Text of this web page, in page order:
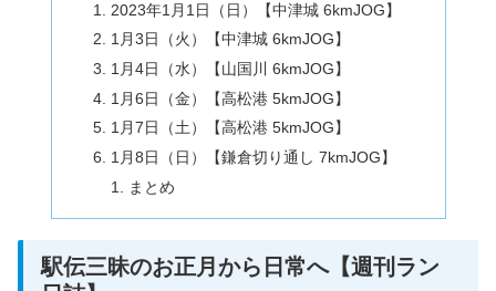
2023年1月1日（日）【中津城 6kmJOG】
1月3日（火）【中津城 6kmJOG】
1月4日（水）【山国川 6kmJOG】
1月6日（金）【高松港 5kmJOG】
1月7日（土）【高松港 5kmJOG】
1月8日（日）【鎌倉切り通し 7kmJOG】
まとめ
駅伝三昧のお正月から日常へ【週刊ラン